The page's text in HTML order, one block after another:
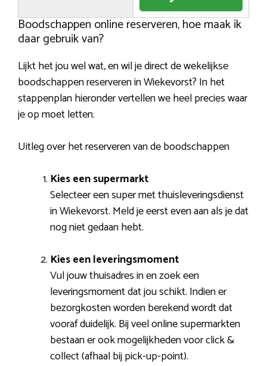
Boodschappen online reserveren, hoe maak ik
daar gebruik van?
Lijkt het jou wel wat, en wil je direct de wekelijkse
boodschappen reserveren in Wiekevorst? In het
stappenplan hieronder vertellen we heel precies waar
je op moet letten.
Uitleg over het reserveren van de boodschappen
Kies een supermarkt
Selecteer een super met thuisleveringsdienst
in Wiekevorst. Meld je eerst even aan als je dat
nog niet gedaan hebt.
Kies een leveringsmoment
Vul jouw thuisadres in en zoek een
leveringsmoment dat jou schikt. Indien er
bezorgkosten worden berekend wordt dat
vooraf duidelijk. Bij veel online supermarkten
bestaan er ook mogelijkheden voor click &
collect (afhaal bij pick-up-point).